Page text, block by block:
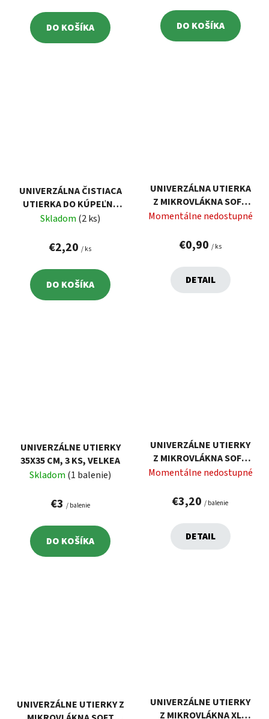
DO KOŠÍKA DO KOŠÍKA
UNIVERZÁLNA ČISTIACA
UTIERKA DO KÚPEĽNE
SMART FIBRE 30X30 CM
Skladom (2 ks)
€2,20 / ks
DO KOŠÍKA
UNIVERZÁLNA UTIERKA
Z MIKROVLÁKNA SOFT
FIBER 30X30 CM
Momentálne nedostupné
€0,90 / ks
DETAIL
UNIVERZÁLNE UTIERKY
35X35 CM, 3 KS, VELKEA
Skladom (1 balenie)
€3 / balenie
DO KOŠÍKA
UNIVERZÁLNE UTIERKY
Z MIKROVLÁKNA SOFT
FIBER 30X30 CM, 4 KS,
Momentálne nedostupné
€3,20 / balenie
DETAIL
UNIVERZÁLNE UTIERKY Z
UNIVERZÁLNE UTIERKY
Z MIKROVLÁKNA XL